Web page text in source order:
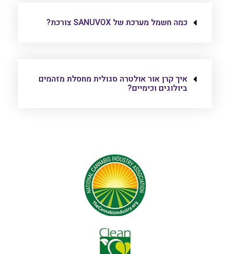
כמה חשמל מערכת של SANUVOX צורכת?
איך קרן אור אולטרה סגולית מחסלת מזהמים
ביולוגים וכימיים?